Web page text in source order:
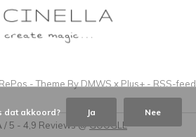
- Theme By DMWS x Plus+ - RSS-feed
/ 5 - 4,9 Reviews @GOOGLE
dat akkoord? Ja Nee